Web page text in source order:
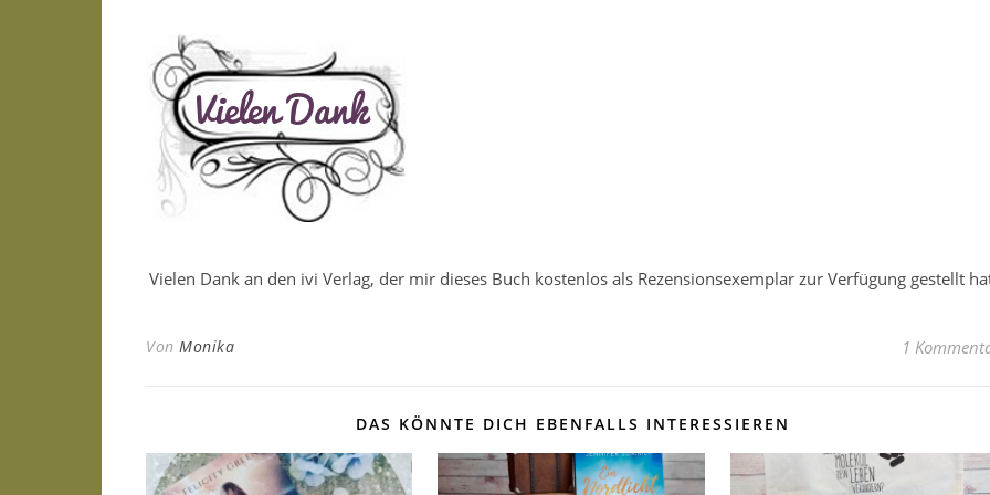
Vielen Dank an den ivi Verlag, der mir dieses Buch kostenlos als Rezensionsexemplar zur Verfügung gestellt
Von Monika 1
DAS KÖNNTE DICH EBENFALLS INTERESSIEREN